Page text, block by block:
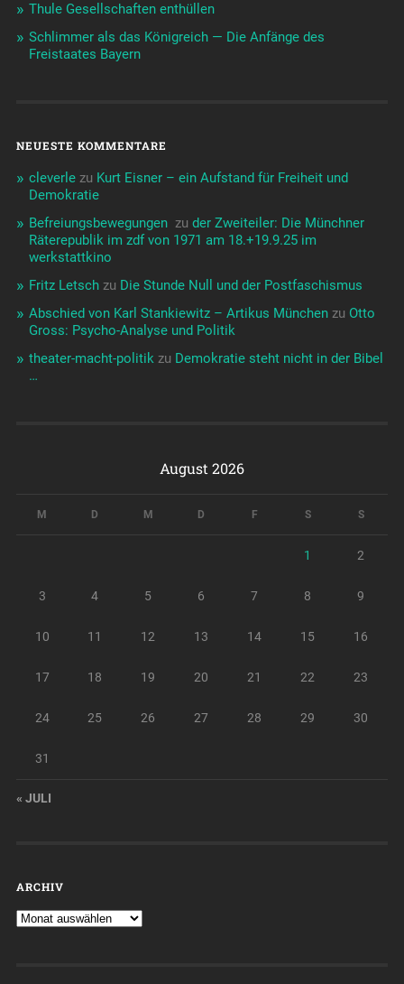
Thule Gesellschaften enthüllen
Schlimmer als das Königreich — Die Anfänge des
Freistaates Bayern
NEUESTE KOMMENTARE
cleverlezu Kurt Eisner – ein Aufstand für Freiheit und
Demokratie
Befreiungsbewegungen ️‍ zu der Zweiteiler: Die Münchner
Räterepublik im zdf von 1971 am 18.+19.9.25 im
werkstattkino
Fritz Letschzu Die Stunde Null und der Postfaschismus
Abschied von Karl Stankiewitz – Artikus Münchenzu Otto
Gross: Psycho-Analyse und Politik
theater-macht-politikzu Demokratie steht nicht in der Bibel
…
August 2026
M D M D F S S
1 2
3 4 5 6 7 8 9
10 11 12 13 14 15 16
17 18 19 20 21 22 23
24 25 26 27 28 29 30
31
« JULI
ARCHIV